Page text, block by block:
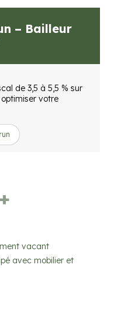
– Bailleur
de 3,5 à 5,5 % sur
votre
vacant
avec mobilier et